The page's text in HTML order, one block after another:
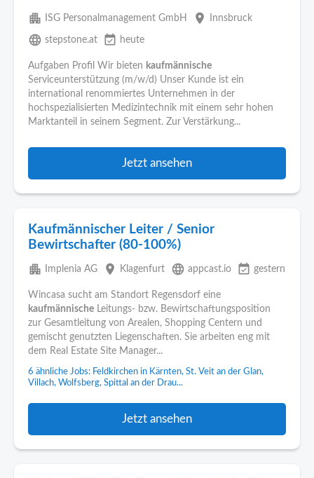
apartment ISG Personalmanagement GmbH place Innsbruck
language stepstone.at event_available heute
Aufgaben Profil Wir bieten kaufmännische
Serviceunterstützung (m/w/d) Unser Kunde ist ein
international renommiertes Unternehmen in der
hochspezialisierten Medizintechnik mit einem sehr hohen
Marktanteil in seinem Segment. Zur Verstärkung...
Jetzt ansehen
Kaufmännischer Leiter / Senior
Bewirtschafter (80-100%)
apartment Implenia AG place Klagenfurt language appcast.io event_available gestern
Wincasa sucht am Standort Regensdorf eine
kaufmännische Leitungs- bzw. Bewirtschaftungsposition
zur Gesamtleitung von Arealen, Shopping Centern und
gemischt genutzten Liegenschaften. Sie arbeiten eng mit
dem Real Estate Site Manager...
6 ähnliche Jobs: Feldkirchen in Kärnten, St. Veit an der Glan,
Villach, Wolfsberg, Spittal an der Drau...
Jetzt ansehen